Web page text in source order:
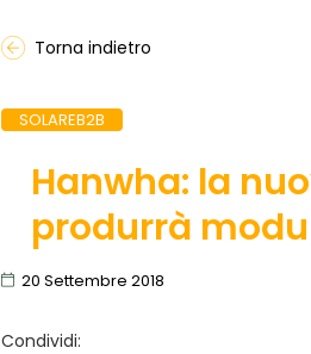
Torna indietro
SOLAREB2B
Hanwha: la
produrrà
20 Settembre 2018
Condividi: